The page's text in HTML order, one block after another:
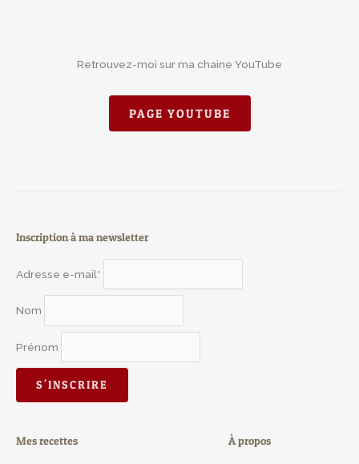
Retrouvez-moi sur ma chaine YouTube
PAGE YOUTUBE
Inscription à ma newsletter
Adresse e-mail*
Nom
Prénom
Mes recettes À propos